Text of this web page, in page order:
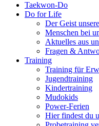
Taekwon-Do
Do for Life
Der Geist
Menschen bei
Aktuelles aus
Fragen &
Training
Training für
Jugendtraining
Kindertraining
Mudokids
Power-Ferien
Hier findest du